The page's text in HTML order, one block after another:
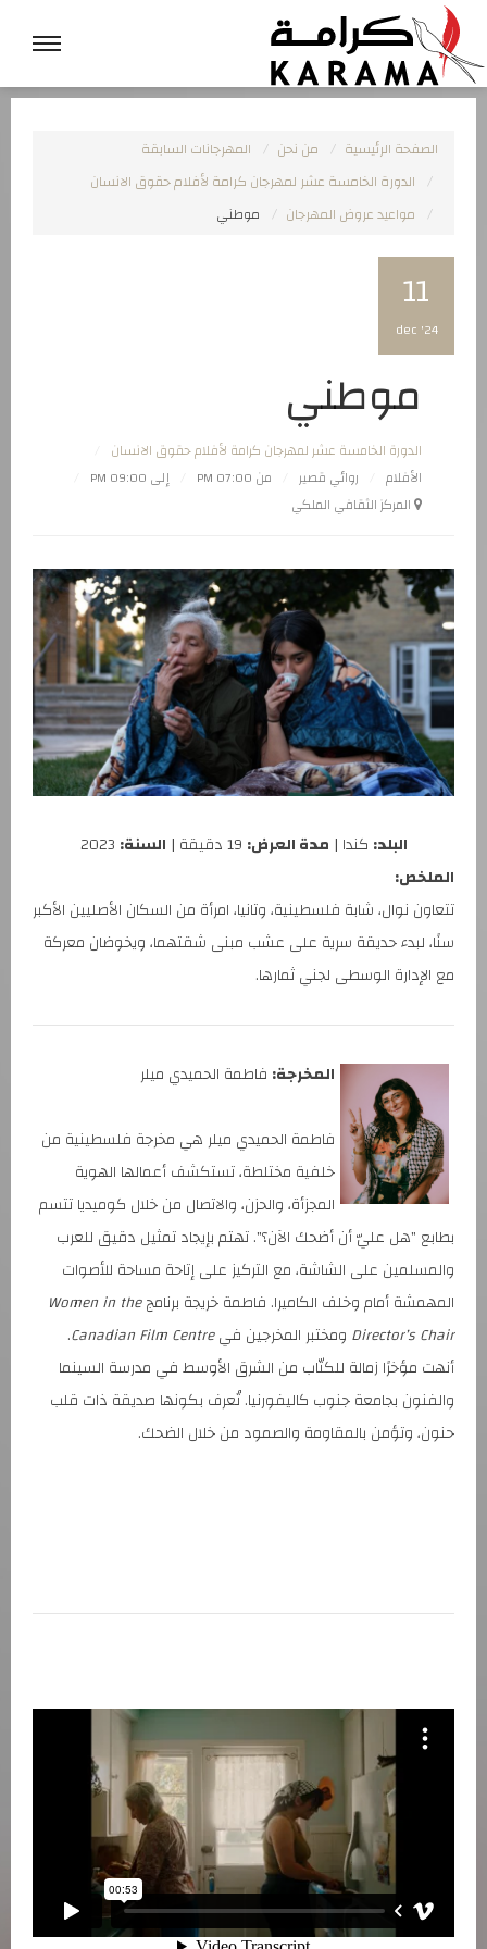
الصفحة الرئيسية من نحن
المهرجانات السابقة
الدورة الخامسة عشر لمهرجان كرامة لأفلام حقوق الانسان
مواعيد عروض المهرجان
موطني
11
dec '24
موطني
الدورة الخامسة عشر لمهرجان كرامة لأفلام حقوق الانسان
الأفلام
روائي قصير من 07:00 PM
إلى 09:00 PM
المركز الثقافي الملكي
البلد: كندا | مدة العرض: السنة:
الملخص:
تتعاون نوال، شابة فلسطينية، وتانيا، امرأة من السكان الأصليين الأكبر
سنًا، لبدء حديقة سرية على عشب مبنى شقتهما، ويخوضان معركة
مع الإدارة الوسطى لجني ثمارها.
المخرجة: فاطمة الحميدي ميلر
فاطمة الحميدي ميلر هي مخرجة فلسطينية من
خلفية مختلطة، تستكشف أعمالها الهوية
المجزأة، والحزن، والاتصال من خلال كوميديا تتسم
بطابع "هل عليّ أن أضحك الآن؟". تهتم بإيجاد تمثيل دقيق للعرب
والمسلمين على الشاشة، مع التركيز على إتاحة مساحة للأصوات
المهمشة أمام وخلف الكاميرا. فاطمة خريجة برنامجWomen in the
Director’s Chair ومختبر المخرجين فيCanadian Film Centre
.
أنهت مؤخرًا زمالة للكتّاب من الشرق الأوسط في مدرسة السينما
والفنون بجامعة جنوب كاليفورنيا. تُعرف بكونها صديقة ذات قلب
حنون، وتؤمن بالمقاومة والصمود من خلال الضحك.